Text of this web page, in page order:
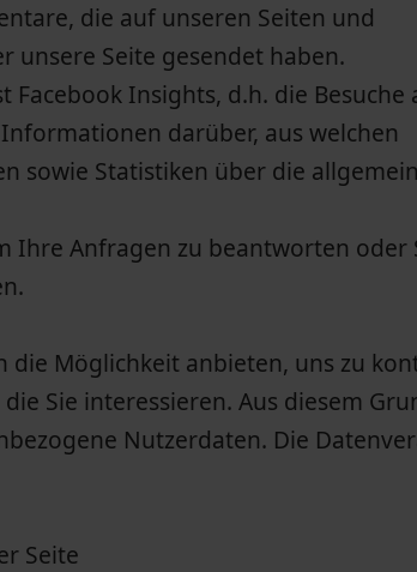
die auf unseren Seiten und
unsere Seite gesendet haben.
Insights, d.h. die Besuche
darüber, aus welchen
sowie Statistiken über die
Anfragen zu beantworten oder
Möglichkeit anbieten, uns zu
Sie interessieren. Aus diesem
Nutzerdaten. Die
Seite